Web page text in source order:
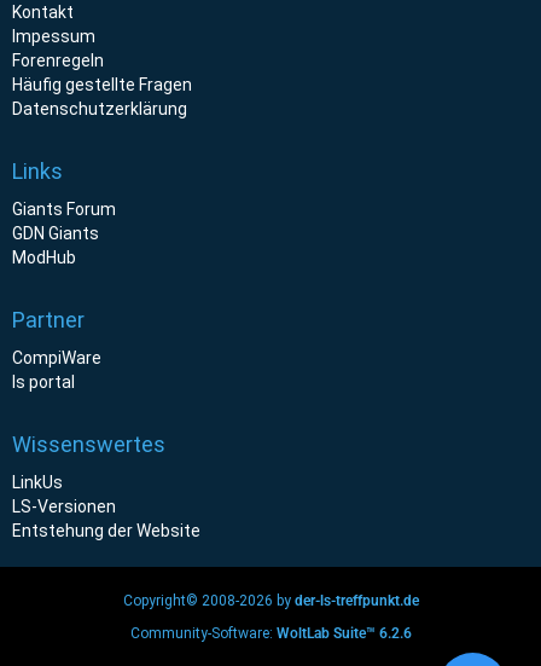
Kontakt
Impessum
Forenregeln
Häufig gestellte Fragen
Datenschutzerklärung
Links
Giants Forum
GDN Giants
ModHub
Partner
CompiWare
ls portal
Wissenswertes
LinkUs
LS-Versionen
Entstehung der Website
Copyright© 2008-2026 by der-ls-treffpunkt.de
Community-Software: WoltLab Suite™ 6.2.6